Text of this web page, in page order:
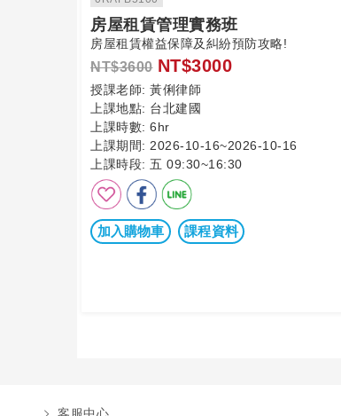
房屋租賃管理實務班
房屋租賃權益保障及糾紛預防攻略!
NT$3600 NT$3000
授課老師: 黃俐律師
上課地點: 台北建國
上課時數: 6hr
上課期間: 2026-10-16~2026-10-16
上課時段: 五 09:30~16:30
加入購物車 課程資料